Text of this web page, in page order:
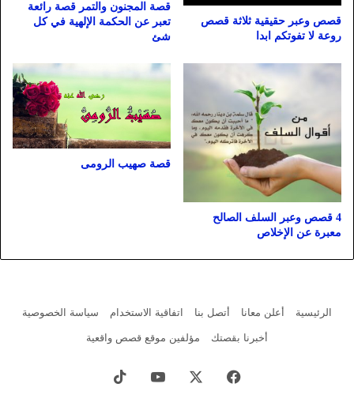
قصص وعبر حقيقية ثلاثة قصص
روعة لا تفوتكم ابدا
قصة المجنون والتمر قصة رائعة
تعبر عن الحكمة الإلهية في كل
شئ
4 قصص وعبر السلف الصالح
معبرة عن الإخلاص
قصة صهيب الرومى
الرئيسية أعلن معانا أتصل بنا اتفاقية الاستخدام
سياسة الخصوصية
أخبرنا بقصتك
مؤلفين موقع قصص واقعية
فيسبوك يوتيوب